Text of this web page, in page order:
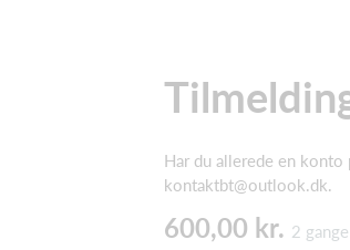
Har du allerede en
kontaktbt@outlook.dk.
600,00 kr. 2